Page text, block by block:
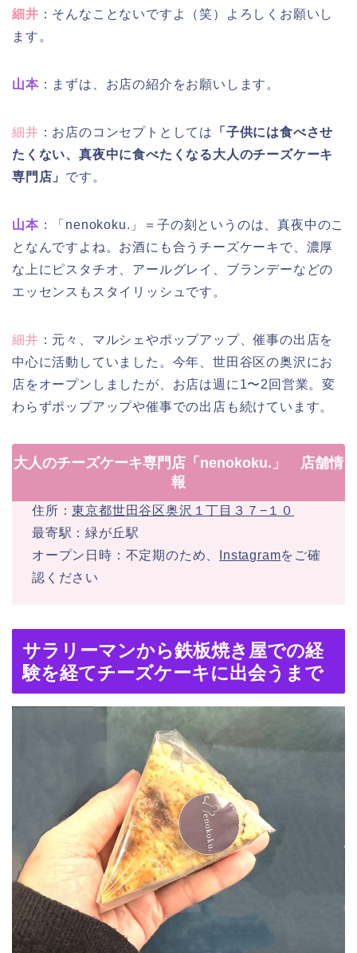
細井 ：そんなことないですよ（笑）よろしくお願いし
ます。
山本：まずは、お店の紹介をお願いします。
細井 ：お店のコンセプトとしては
「子供には食べさせ
たくない、真夜中に食べたくなる大人のチーズケーキ
専門店」 です。
山本：「nenokoku.」＝子の刻というのは、真夜中のこ
となんですよね。お酒にも合うチーズケーキで、濃厚
な上にピスタチオ、アールグレイ、ブランデーなどの
エッセンスもスタイリッシュです。
細井 ：元々、マルシェやポップアップ、催事の出店を
中心に活動していました。今年、世田谷区の奥沢にお
店をオープンしましたが、お店は週に1〜2回営業。変
わらずポップアップや催事での出店も続けています。
大人のチーズケーキ専門店「nenokoku.」 店舗情
報
住所：東京都世田谷区奥沢１丁目３７−１０
最寄駅：緑が丘駅
オープン日時：不定期のため、
Instagramをご確
認ください
サラリーマンから鉄板焼き屋での経
験を経てチーズケーキに出会うまで